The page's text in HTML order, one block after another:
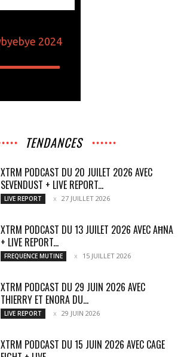
TENDANCES
XTRM PODCAST DU 20 JUILET 2026 AVEC
SEVENDUST + LIVE REPORT...
LIVE REPORT 27 JUILLET 2026
XTRM PODCAST DU 13 JUILET 2026 AVEC AĦNA
+ LIVE REPORT...
FREQUENCE MUTINE 15 JUILLET 2026
XTRM PODCAST DU 29 JUIN 2026 AVEC
THIERRY ET ENORA DU...
LIVE REPORT 29 JUIN 2026
XTRM PODCAST DU 15 JUIN 2026 AVEC CAGE